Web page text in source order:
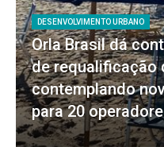
DESENVOLVIMENTO URBANO
Orla Brasil dá
de requalificação
contemplando
para 20